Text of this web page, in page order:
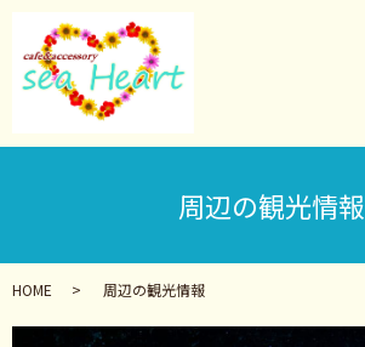
周辺の観光情報
HOME 周辺の観光情報